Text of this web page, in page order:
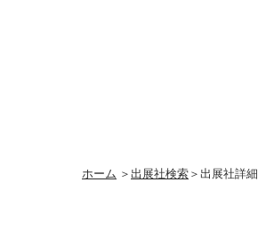
ホーム ＞出展社検索＞出展社詳細